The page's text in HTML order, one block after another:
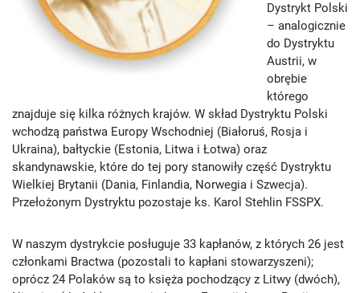
Dystrykt Polski
– analogicznie
do Dystryktu
Austrii, w
obrębie
którego
znajduje się kilka różnych krajów. W skład Dystryktu Polski
wchodzą państwa Europy Wschodniej (Białoruś, Rosja i
Ukraina), bałtyckie (Estonia, Litwa i Łotwa) oraz
skandynawskie, które do tej pory stanowiły część Dystryktu
Wielkiej Brytanii (Dania, Finlandia, Norwegia i Szwecja).
Przełożonym Dystryktu pozostaje ks. Karol Stehlin FSSPX.
W naszym dystrykcie posługuje 33 kapłanów, z których 26 jest
członkami Bractwa (pozostali to kapłani stowarzyszeni);
oprócz 24 Polaków są to księża pochodzący z Litwy (dwóch),